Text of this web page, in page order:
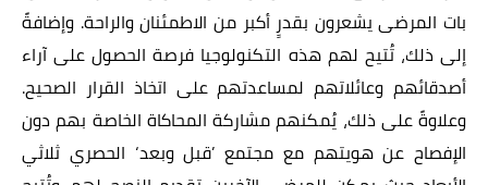
بات المرضى يشعرون بقدرٍ أكبر من الاطمئنان والراحة. وإضافةً
إلى ذلك، تُتيح لهم هذه التكنولوجيا فرصة الحصول على آراء
أصدقائهم وعائلاتهم لمساعدتهم على اتخاذ القرار الصحيح.
وعلاوةً على ذلك، يُمكنهم مشاركة المحاكاة الخاصة بهم دون
الإفصاح عن هويتهم مع مجتمع ’قبل وبعد‘ الحصري ثلاثي